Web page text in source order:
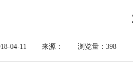
04-11 来源： 浏览量：398